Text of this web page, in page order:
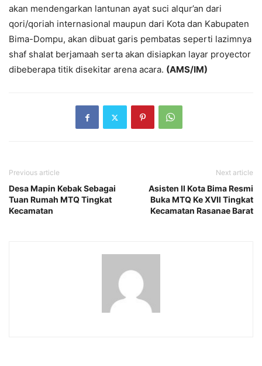
akan mendengarkan lantunan ayat suci alqur’an dari
qori/qoriah internasional maupun dari Kota dan Kabupaten
Bima-Dompu, akan dibuat garis pembatas seperti lazimnya
shaf shalat berjamaah serta akan disiapkan layar proyector
dibeberapa titik disekitar arena acara. (AMS/IM)
Previous article
Desa Mapin Kebak Sebagai
Tuan Rumah MTQ Tingkat
Kecamatan
Next article
Asisten II Kota Bima Resmi
Buka MTQ Ke XVII Tingkat
Kecamatan Rasanae Barat